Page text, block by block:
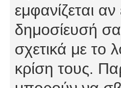
εμφανίζεται
δημοσίευσή
σχετικά με το
κρίση τους.